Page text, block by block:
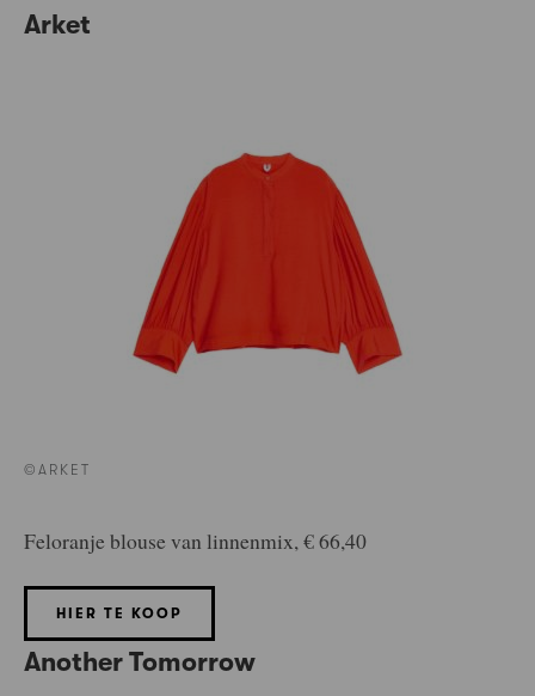
Arket
©ARKET
Feloranje blouse van linnenmix, € 66,40
HIER TE KOOP
Another Tomorrow